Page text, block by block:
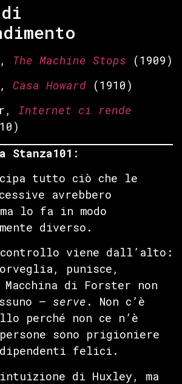
The Machine Stops (1909)
Casa Howard (1910)
Internet ci rende
Stanza101:
tutto ciò che le
avrebbero
lo fa in modo
diverso.
viene dall’alto:
punisce,
di Forster non
— serve . Non c’è
perché non ce n’è
sono prigioniere
felici.
di Huxley, ma